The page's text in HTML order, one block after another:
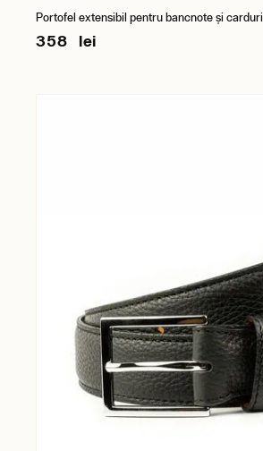
Portofel extensibil pentru bancnote și carduri
358 lei